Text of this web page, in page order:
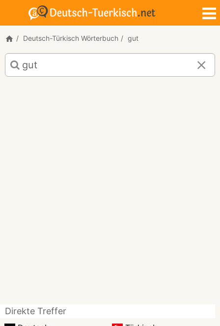
Deutsch-Türkisch Wörterbuch gut
Deutsch-
Türkisch
Übersetzung
Direkte Treffer